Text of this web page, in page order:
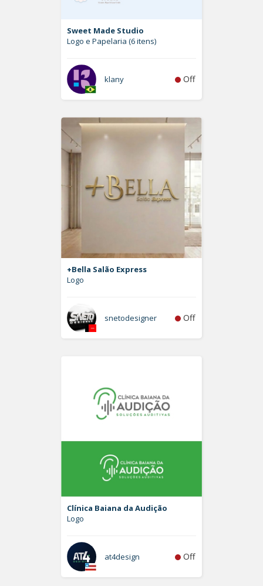
Sweet Made Studio
Logo e Papelaria (6 itens)
klany Off
+Bella Salão Express
Logo
snetodesigner Off
Clínica Baiana da Audição
Logo
at4design Off